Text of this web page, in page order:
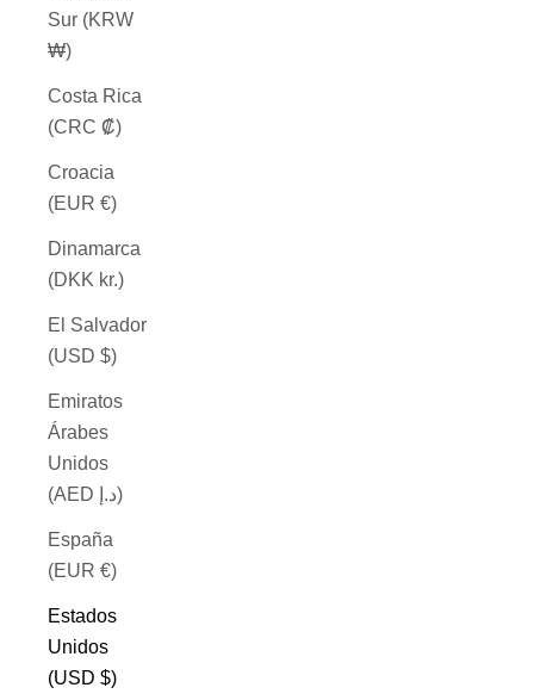
Sur (KRW
₩)
Costa Rica
(CRC ₡)
Croacia
(EUR €)
Dinamarca
(DKK kr.)
El Salvador
(USD $)
Emiratos
Árabes
Unidos
(AED د.إ)
España
(EUR €)
Estados
Unidos
(USD $)